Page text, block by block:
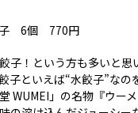
子 6個 770円
子！という方も多いと思
子といえば“水餃子”なの
WUMEI」の名物『ウーメ